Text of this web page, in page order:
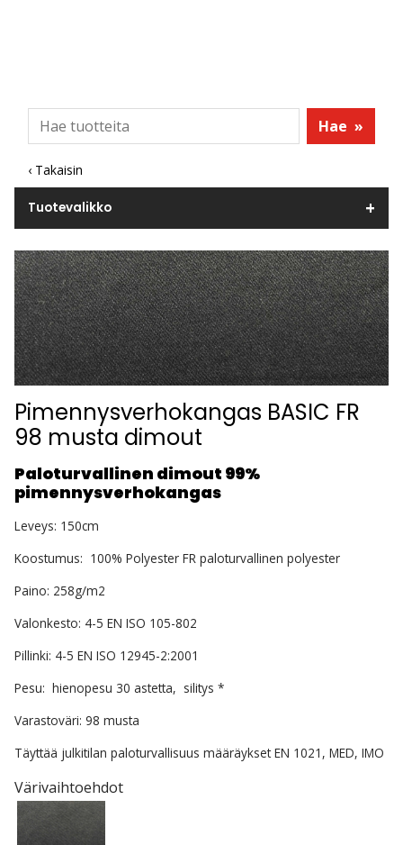
Hae »
‹ Takaisin
Tuotevalikko
Pimennysverhokangas BASIC FR
98 musta dimout
Paloturvallinen dimout 99%
pimennysverhokangas
Leveys: 150cm
Koostumus: 100% Polyester FR paloturvallinen polyester
Paino: 258g/m2
Valonkesto: 4-5 EN ISO 105-802
Pillinki: 4-5 EN ISO 12945-2:2001
Pesu: hienopesu 30 astetta, silitys *
Varastoväri: 98 musta
Täyttää julkitilan paloturvallisuus määräykset EN 1021, MED, IMO
Värivaihtoehdot